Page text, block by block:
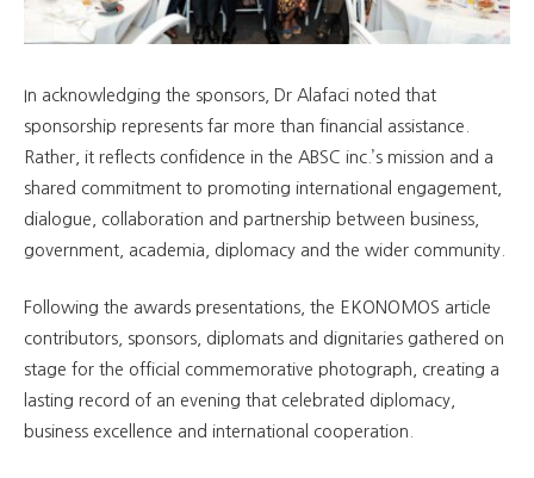
In acknowledging the sponsors, Dr Alafaci noted that
sponsorship represents far more than financial assistance.
Rather, it reflects confidence in the ABSC inc.’s mission and a
shared commitment to promoting international engagement,
dialogue, collaboration and partnership between business,
government, academia, diplomacy and the wider community.
Following the awards presentations, the EKONOMOS article
contributors, sponsors, diplomats and dignitaries gathered on
stage for the official commemorative photograph, creating a
lasting record of an evening that celebrated diplomacy,
business excellence and international cooperation.